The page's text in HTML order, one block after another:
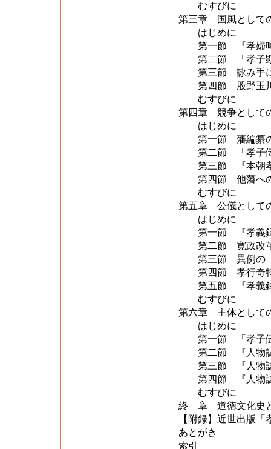
むすびに
第三章 国風として
はじめに
第一節 『孝婦鳴
第二節 「孝子顕
第三節 詠み手に
第四節 股野玉川
むすびに
第四章 競争として
はじめに
第一節 藩編纂の
第二節 「孝子伝
第三節 『本朝孝
第四節 他藩への
むすびに
第五章 公儀として
はじめに
第一節 『孝義録
第二節 寛政改革
第三節 異例の「
第四節 孝行奇特
第五節 『孝義録
むすびに
第六章 主体として
はじめに
第一節 「孝子伝
第二節 『人物誌
第三節 『人物誌
第四節 『人物誌
むすびに
終 章 道徳文化史
【附録】近世出版「
あとがき
索引